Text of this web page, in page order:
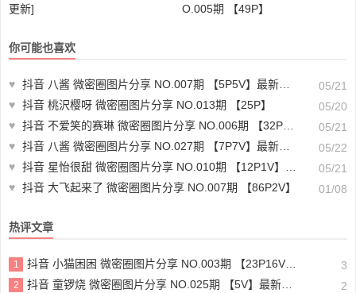
更新]
O.005期 【49P】
你可能也喜欢
♥ 抖音 八酱 微密圈图片分享 NO.007期 【5P5V】最新至：2023.11.23
05/21
♥ 抖音 桃沢樱呀 微密圈图片分享 NO.013期 【25P】
05/20
♥ 抖音 不爱笑的赛琳 微密圈图片分享 NO.006期 【32P7V 最新至：2023.9.11
05/21
♥ 抖音 八酱 微密圈图片分享 NO.027期 【7P7V】最新至：2024.3.30
05/22
♥ 抖音 星怡很甜 微密圈图片分享 NO.010期 【12P1V】最新至：2023.11.01
05/21
♥ 抖音 大飞起来了 微密圈图片分享 NO.007期 【86P2V】 01/08
热评文章
1 抖音 小猫困困 微密圈图片分享 NO.003期 【23P16V】最新至：2025.1.23 3
2 抖音 童锣烧 微密圈图片分享 NO.025期 【5V】最新至：2025.3.12 2